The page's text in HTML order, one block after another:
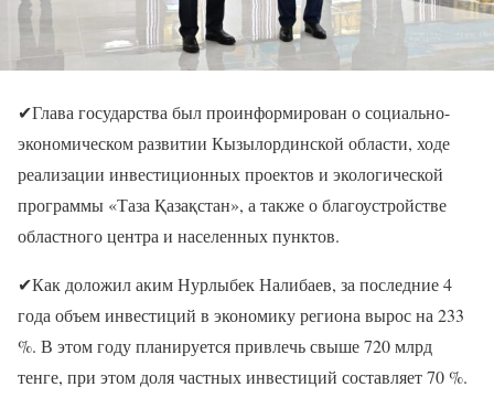
✔Глава государства был проинформирован о социально-
экономическом развитии Кызылординской области, ходе
реализации инвестиционных проектов и экологической
программы «Таза Қазақстан», а также о благоустройстве
областного центра и населенных пунктов.
✔Как доложил аким Нурлыбек Налибаев, за последние 4
года объем инвестиций в экономику региона вырос на 233
%. В этом году планируется привлечь свыше 720 млрд
тенге, при этом доля частных инвестиций составляет 70 %.